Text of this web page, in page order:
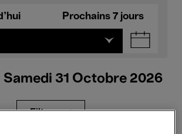
Prochains 7 jours
Samedi 31 Octobre 2026
Filtres